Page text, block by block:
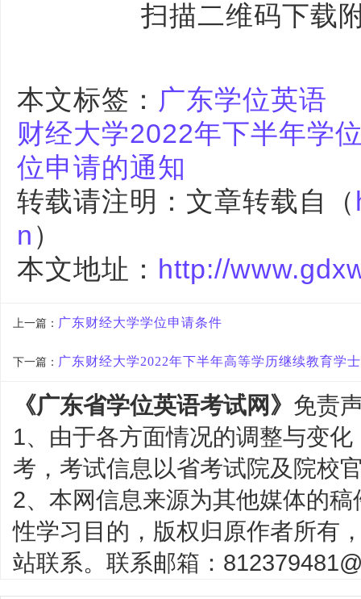
扫描二维码下载
本文标签： 广东学位英语
财经大学2022年下半年学
位申请的通知
转载请注明：文章转载自（
n ）
本文地址： http://
上一篇： 广东财经大学学位申请条件
下一篇： 广东财经大学2022年下半年高等学历继续教育学
《广东省学位英语考试网》 免责
1、由于各方面情况的调整与变
考，考试信息以省考试院及院校
2、本网信息来源为其他媒体的
性学习目的，版权归原作者所有
站联系。联系邮箱：